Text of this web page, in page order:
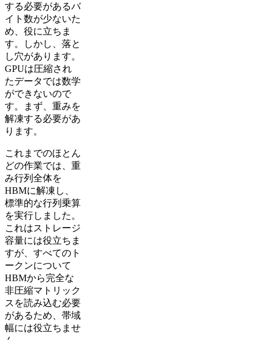
する必要があるバ
イト数が少ないた
め、役に立ちま
す。しかし、落と
し穴があります。
GPUは圧縮され
たデータでは数学
ができないので
す。まず、重みを
解凍する必要があ
ります。
これまでのほとん
どの作業では、重
み行列全体を
HBMに解凍し、
標準的な行列乗算
を実行しました。
これはストレージ
容量には役立ちま
すが、すべてのト
ークンについて
HBMから完全な
非圧縮マトリック
スを読み込む必要
があるため、帯域
幅には役立ちませ